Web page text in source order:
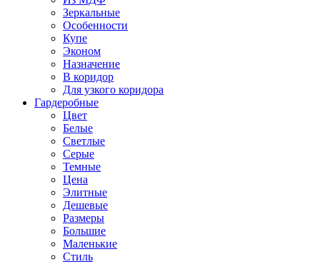
Зеркальные
Особенности
Купе
Эконом
Назначение
В коридор
Для узкого коридора
Гардеробные
Цвет
Белые
Светлые
Серые
Темные
Цена
Элитные
Дешевые
Размеры
Большие
Маленькие
Стиль